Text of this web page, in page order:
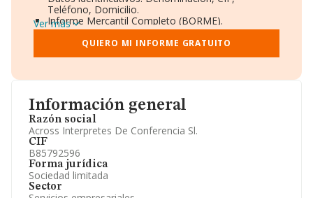
Información general
Razón social
Across Interpretes De Conferencia Sl.
CIF
B85792596
Forma jurídica
Sociedad limitada
Sector
Teléfono, Domicilio.
Informe Mercantil Completo (BORME).
Gráficos de Evolución Ventas y Empleados.
Consejo de Administración y Administradores.
Directivos y Ejecutivos.
Información oficial y registral complementaria.
Ver más
QUIERO MI INFORME GRATUITO